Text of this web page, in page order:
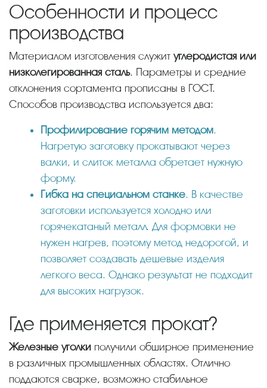
Особенности и процесс
производства
Материалом изготовления служит углеродистая или
низколегированная сталь. Параметры и средние
отклонения сортамента прописаны в ГОСТ.
Способов производства используется два:
Профилирование горячим методом.
Нагретую заготовку прокатывают через
валки, и слиток металла обретает нужную
форму.
Гибка на специальном станке. В качестве
заготовки используется холодно или
горячекатаный металл. Для формовки не
нужен нагрев, поэтому метод недорогой, и
позволяет создавать дешевые изделия
легкого веса. Однако результат не подходит
для высоких нагрузок.
Где применяется прокат?
Железные уголки получили обширное применение
в различных промышленных областях. Отлично
поддаются сварке, возможно стабильное